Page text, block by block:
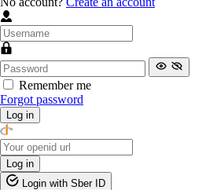
Remember me
Forgot password
Log in
Log in
Login with Sber ID